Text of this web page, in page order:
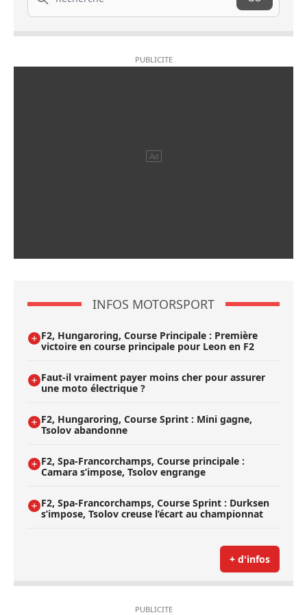
INFOS MOTORSPORT
F2, Hungaroring, Course Principale : Première
victoire en course principale pour Leon en F2
Faut-il vraiment payer moins cher pour assurer
une moto électrique ?
F2, Hungaroring, Course Sprint : Mini gagne,
Tsolov abandonne
F2, Spa-Francorchamps, Course principale :
Camara s’impose, Tsolov engrange
F2, Spa-Francorchamps, Course Sprint : Durksen
s’impose, Tsolov creuse l’écart au championnat
+ d'infos